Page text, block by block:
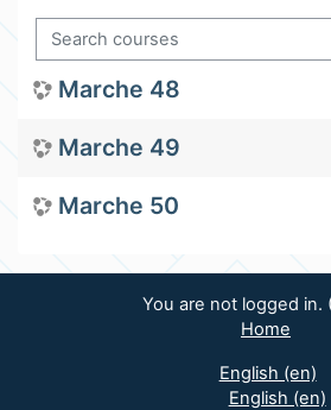
Search courses
Marche 48
Marche 49
Marche 50
You are not logged in.
Home
English ‎(en)‎
English ‎(en)‎